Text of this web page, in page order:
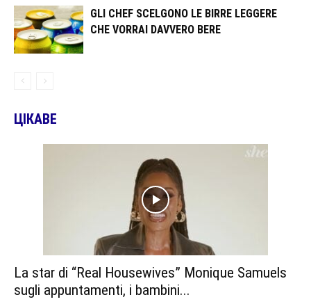
GLI CHEF SCELGONO LE BIRRE LEGGERE
CHE VORRAI DAVVERO BERE
ЦІКАВЕ
La star di “Real Housewives” Monique Samuels
sugli appuntamenti, i bambini...